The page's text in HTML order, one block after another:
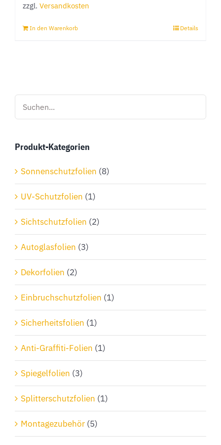
zzgl. Versandkosten
In den Warenkorb Details
Produkt-Kategorien
Sonnenschutzfolien (8)
UV-Schutzfolien (1)
Sichtschutzfolien (2)
Autoglasfolien (3)
Dekorfolien (2)
Einbruchschutzfolien (1)
Sicherheitsfolien (1)
Anti-Graffiti-Folien (1)
Spiegelfolien (3)
Splitterschutzfolien (1)
Montagezubehör (5)